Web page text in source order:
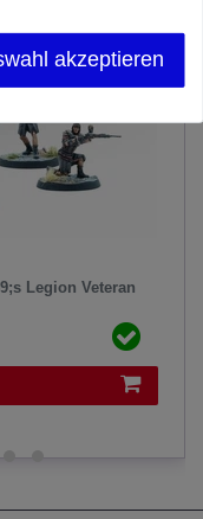
Legion Veteran
akzeptieren